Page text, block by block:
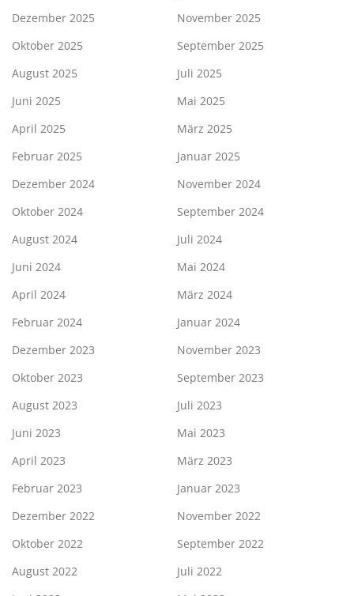
Dezember 2025
November 2025
Oktober 2025
September 2025
August 2025
Juli 2025
Juni 2025
Mai 2025
April 2025
März 2025
Februar 2025
Januar 2025
Dezember 2024
November 2024
Oktober 2024
September 2024
August 2024
Juli 2024
Juni 2024
Mai 2024
April 2024
März 2024
Februar 2024
Januar 2024
Dezember 2023
November 2023
Oktober 2023
September 2023
August 2023
Juli 2023
Juni 2023
Mai 2023
April 2023
März 2023
Februar 2023
Januar 2023
Dezember 2022
November 2022
Oktober 2022
September 2022
August 2022
Juli 2022